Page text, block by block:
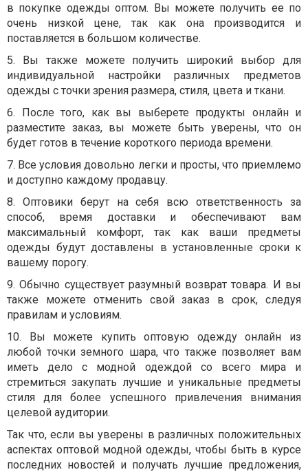
в покупке одежды оптом. Вы можете получить ее по
очень низкой цене, так как она производится и
поставляется в большом количестве.
5. Вы также можете получить широкий выбор для
индивидуальной настройки различных предметов
одежды с точки зрения размера, стиля, цвета и ткани.
6. После того, как вы выберете продукты онлайн и
разместите заказ, вы можете быть уверены, что он
будет готов в течение короткого периода времени.
7. Все условия довольно легки и просты, что приемлемо
и доступно каждому продавцу.
8. Оптовики берут на себя всю ответственность за
способ, время доставки и обеспечивают вам
максимальный комфорт, так как ваши предметы
одежды будут доставлены в установленные сроки к
вашему порогу.
9. Обычно существует разумный возврат товара. И вы
также можете отменить свой заказ в срок, следуя
правилам и условиям.
10. Вы можете купить оптовую одежду онлайн из
любой точки земного шара, что также позволяет вам
иметь дело с модной одеждой со всего мира и
стремиться закупать лучшие и уникальные предметы
стиля для более успешного привлечения внимания
целевой аудитории.
Так что, если вы уверены в различных положительных
аспектах оптовой модной одежды, чтобы быть в курсе
последних новостей и получать лучшие предложения,